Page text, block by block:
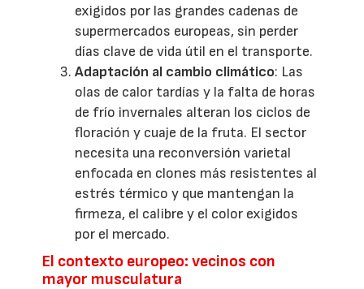
exigidos por las grandes cadenas de
supermercados europeas, sin perder
días clave de vida útil en el transporte.
Adaptación al cambio climático: Las
olas de calor tardías y la falta de horas
de frío invernales alteran los ciclos de
floración y cuaje de la fruta. El sector
necesita una reconversión varietal
enfocada en clones más resistentes al
estrés térmico y que mantengan la
firmeza, el calibre y el color exigidos
por el mercado.
El contexto europeo: vecinos con
mayor musculatura